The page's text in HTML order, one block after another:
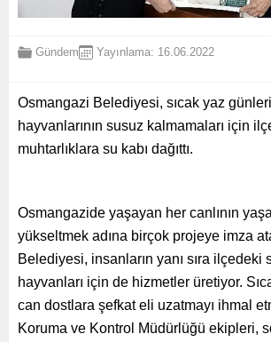
Gündem Yayınlama: 16.06.2022
Osmangazi Belediyesi, sıcak yaz
hayvanlarının susuz kalmamaları için
muhtarlıklara su kabı dağıttı.
Osmangazide yaşayan her canlının
yükseltmek adına birçok projeye imza
Belediyesi, insanların yanı sıra ilçedeki
hayvanları için de hizmetler üretiyor.
can dostlara şefkat eli uzatmayı ihmal
Koruma ve Kontrol Müdürlüğü ekipleri,